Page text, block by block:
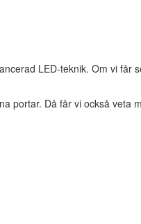
LED-teknik. Om vi
portar. Då får vi också veta